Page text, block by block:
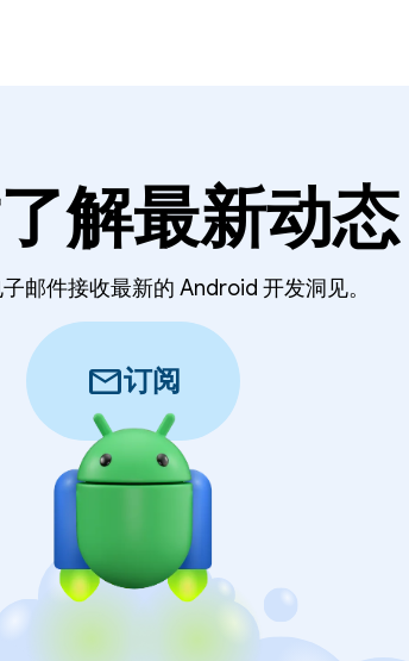
解最新动态
邮件接收最新的 Android 开发洞见。
mail订阅